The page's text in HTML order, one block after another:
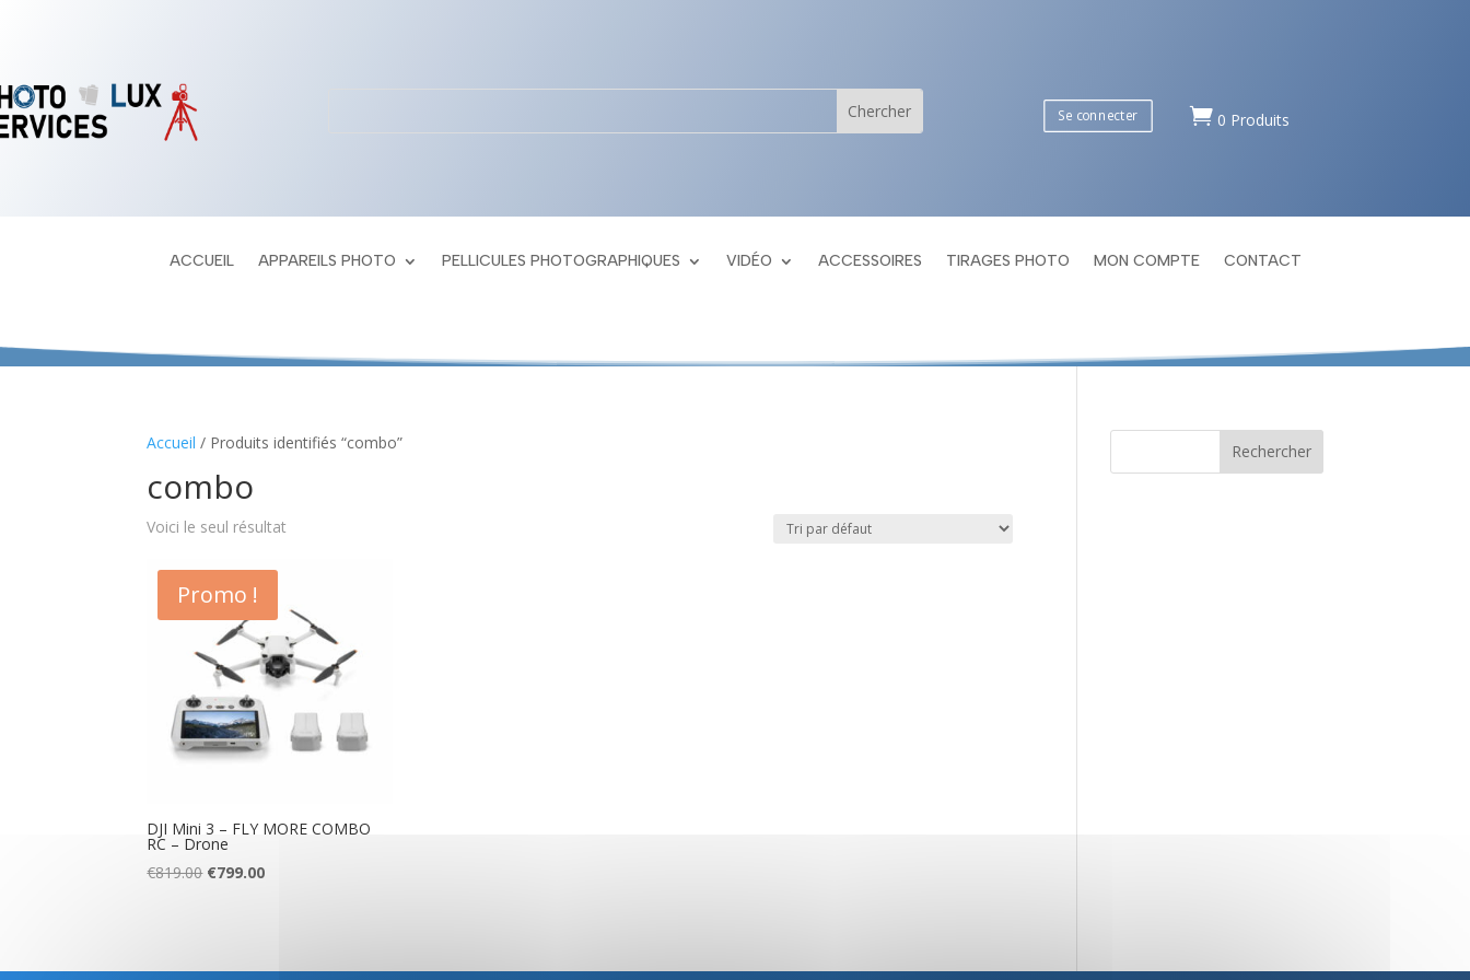
Se connecter  0 Produits
ACCUEIL APPAREILS PHOTO PELLICULES PHOTOGRAPHIQUES VIDÉO ACCESSOIRES TIRAGES PHOTO MON COMPTE CONTACT
Accueil / Produits identifiés “combo”
combo
Voici le seul résultat
Promo !
DJI Mini 3 – FLY MORE COMBO
RC – Drone
€819.00 Le
€819.00.
€799.00Le
€799.00.
Rechercher